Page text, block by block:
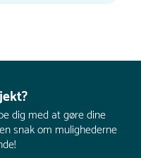
dig med at gøre dine
snak om mulighederne